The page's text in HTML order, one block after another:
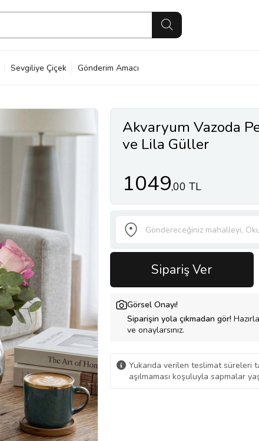
Sevgiliye Çiçek Gönderim Amacı
Akvaryum Vazoda
ve Lila Güller
1049,00 TL
Sipariş Ver
Görsel Onayı!
Siparişin yola çıkmadan gör!
ve onaylarsınız.
Yukarıda verilen teslimat süreleri
aşılmaması koşuluyla sapmalar